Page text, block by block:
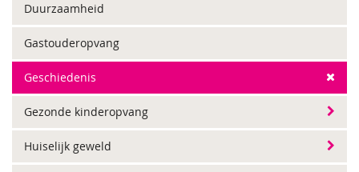
Duurzaamheid
Gastouderopvang
Geschiedenis
Gezonde kinderopvang
Huiselijk geweld